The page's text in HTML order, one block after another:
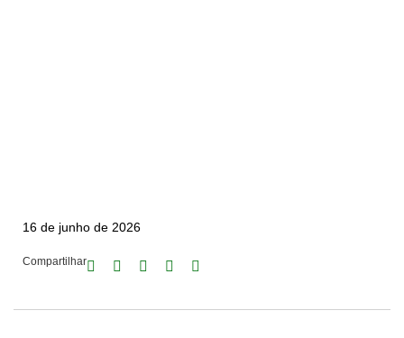
16 de junho de 2026
Compartilhar